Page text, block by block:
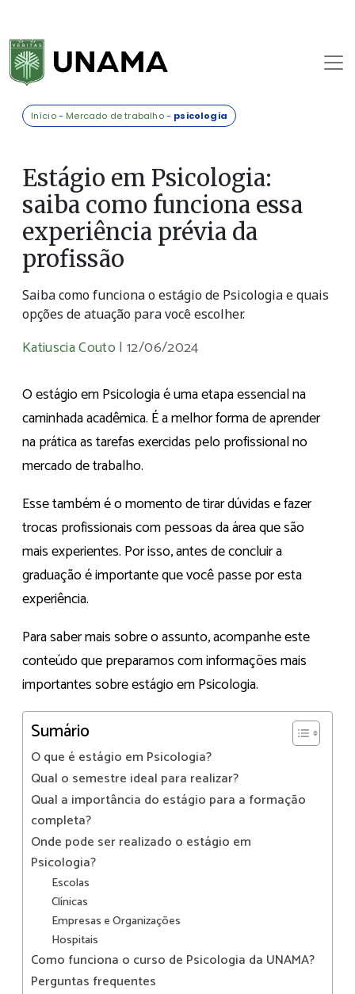
Início- Mercado de trabalho- psicologia
Estágio em Psicologia:
saiba como funciona essa
experiência prévia da
profissão
Saiba como funciona o estágio de Psicologia e quais
opções de atuação para você escolher.
Katiuscia Couto |12/06/2024
O estágio em Psicologia é uma etapa essencial na
caminhada acadêmica. É a melhor forma de aprender
na prática as tarefas exercidas pelo profissional no
mercado de trabalho.
Esse também é o momento de tirar dúvidas e fazer
trocas profissionais com pessoas da área que são
mais experientes. Por isso, antes de concluir a
graduação é importante que você passe por esta
experiência.
Para saber mais sobre o assunto, acompanhe este
conteúdo que preparamos com informações mais
importantes sobre estágio em Psicologia.
Sumário
O que é estágio em Psicologia?
Qual o semestre ideal para realizar?
Qual a importância do estágio para a formação
completa?
Onde pode ser realizado o estágio em
Psicologia?
Escolas
Clínicas
Empresas e Organizações
Hospitais
Como funciona o curso de Psicologia da UNAMA?
Perguntas frequentes